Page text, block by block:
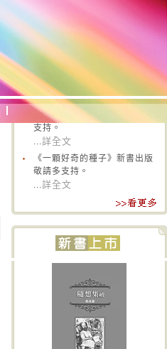
《隨想集續》新書出版敬請多
支持。
詳全文
‧
《一顆好奇的種子》新書出版
敬請多支持。
詳全文
歡迎加入八正書香網，查閱飯
水分離最新活動行程。
...詳全文
《隨想集續》新書出版敬請多
《一顆好奇的種子》新書出版
敬請多支持。
歡迎加入八正書香網，查閱飯
水分離最新活動行程。